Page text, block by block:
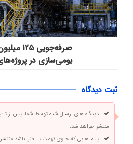
بومی‌سازی در
ثبت دیدگاه
دیدگاه های ارسال شده توسط شما، پس از
منتشر خواهد شد.
پیام هایی که حاوی تهمت یا افترا باشد